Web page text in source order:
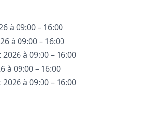
à 09:00 – 16:00
à 09:00 – 16:00
à 09:00 – 16:00
à 09:00 – 16:00
à 09:00 – 16:00